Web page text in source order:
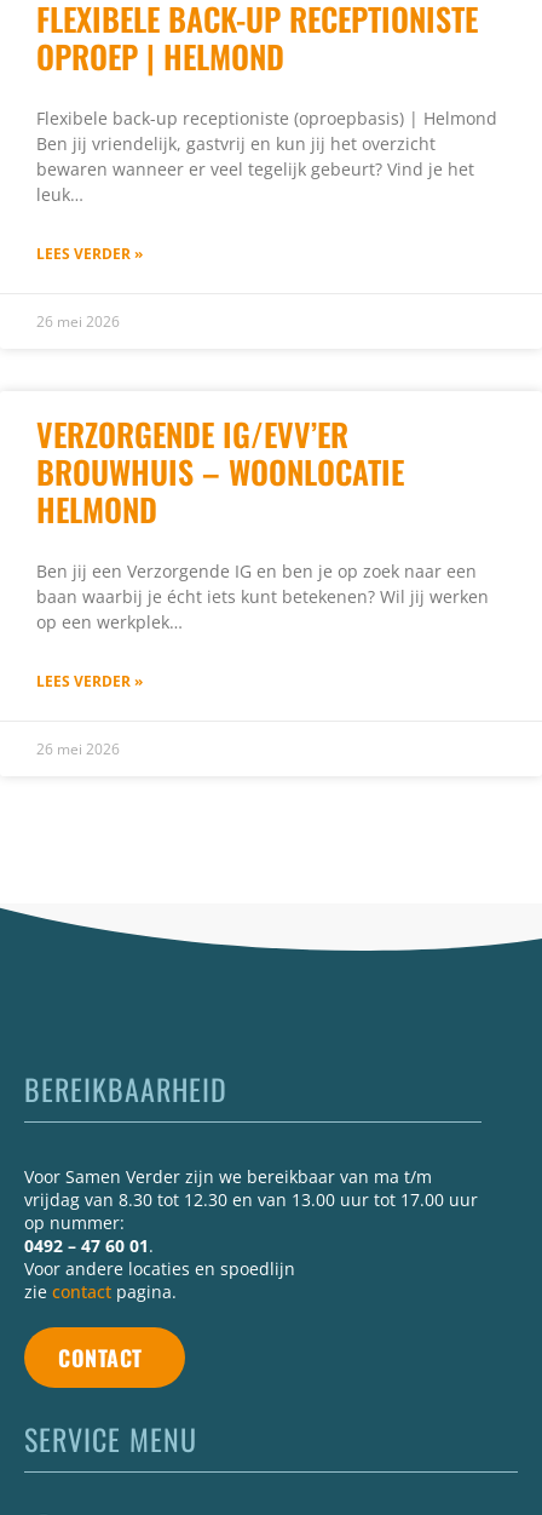
FLEXIBELE BACK-UP RECEPTIONISTE
OPROEP | HELMOND
Flexibele back-up receptioniste (oproepbasis) | Helmond
Ben jij vriendelijk, gastvrij en kun jij het overzicht
bewaren wanneer er veel tegelijk gebeurt? Vind je het
leuk…
LEES VERDER »
26 mei 2026
VERZORGENDE IG/EVV’ER
BROUWHUIS – WOONLOCATIE
HELMOND
Ben jij een Verzorgende IG en ben je op zoek naar een
baan waarbij je écht iets kunt betekenen? Wil jij werken
op een werkplek…
LEES VERDER »
26 mei 2026
BEREIKBAARHEID
Voor Samen Verder zijn we bereikbaar van ma t/m
vrijdag van 8.30 tot 12.30 en van 13.00 uur tot 17.00 uur
op nummer:
0492 – 47 60 01.
Voor andere locaties en spoedlijn
zie contact pagina.
CONTACT
SERVICE MENU